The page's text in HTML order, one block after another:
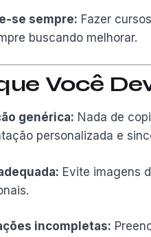
se sempre: Fazer
buscando melhorar.
Você
genérica: Nada de
personalizada e
Evite imagens
incompletas: